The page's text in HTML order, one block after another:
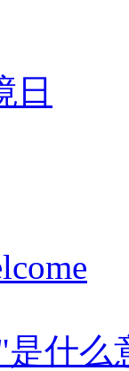
日
是什么